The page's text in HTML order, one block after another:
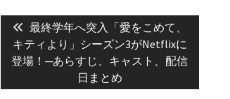
投
稿
ナ
ビ
ゲ
Previous
post:
最終学年へ突入「愛をこめて、
キティより」シーズン3がNetflixに
登場！─あらすじ、キャスト、配信
日まとめ